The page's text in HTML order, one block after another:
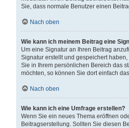
Sie, dass normale Benutzer einen
Nach oben
Wie kann ich meinem Beitrag eine
Um eine Signatur an Ihren Beitrag
Signatur erstellt und gespeichert
Sie in Ihrem persönlichen Bereich das
möchten, so können Sie dort einfach
Nach oben
Wie kann ich eine Umfrage erstellen?
Wenn Sie ein neues Thema eröffnen
Beitragserstellung. Sollten Sie diesen